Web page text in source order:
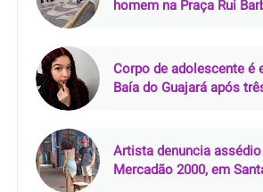
homem na Praça Rui
Corpo de adolescente é
Baía do Guajará após
Artista denuncia
Mercadão 2000, em